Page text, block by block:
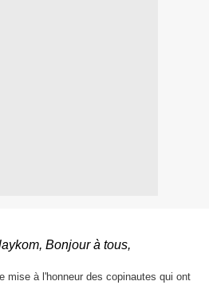
Bonjour à tous,
mise à l'honneur des copinautes qui ont